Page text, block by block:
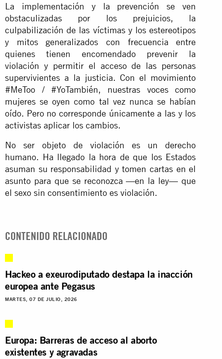
La implementación y la prevención se ven
obstaculizadas por los prejuicios, la
culpabilización de las víctimas y los estereotipos
y mitos generalizados con frecuencia entre
quienes tienen encomendado prevenir la
violación y permitir el acceso de las personas
supervivientes a la justicia. Con el movimiento
#MeToo / #YoTambién, nuestras voces como
mujeres se oyen como tal vez nunca se habían
oído. Pero no corresponde únicamente a las y los
activistas aplicar los cambios.
No ser objeto de violación es un derecho
humano. Ha llegado la hora de que los Estados
asuman su responsabilidad y tomen cartas en el
asunto para que se reconozca —en la ley— que
el sexo sin consentimiento es violación.
CONTENIDO RELACIONADO
Hackeo a exeurodiputado destapa la inacción
europea ante Pegasus
MARTES, 07 DE JULIO, 2026
Europa: Barreras de acceso al aborto
existentes y agravadas